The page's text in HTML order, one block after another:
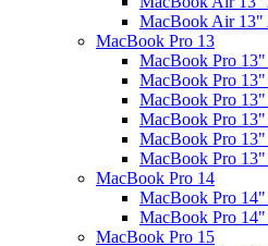
MacBook Air 13"
MacBook Pro 13
MacBook Pro
MacBook Pro
MacBook Pro
MacBook Pro
MacBook Pro
MacBook Pro 13"
MacBook Pro 14
MacBook Pro
MacBook Pro
MacBook Pro 15